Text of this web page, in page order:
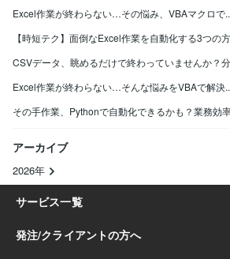
Excel作業が終わらない…その悩み、VBAマクロで
【時短テク】面倒なExcel作業を自動化する3つの
CSVデータ、眺めるだけで終わっていませんか？
Excel作業が終わらない…そんな悩みをVBAで解決
その手作業、Pythonで自動化できるかも？業務効
アーカイブ
2026年